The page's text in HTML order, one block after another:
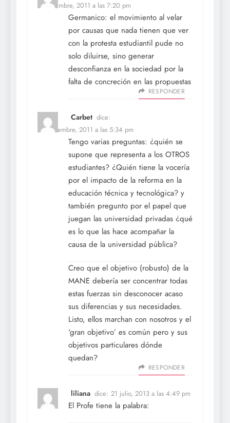
9 noviembre, 2011 a las 7:20 pm
Germanico: el movimiento al velar
por causas que nada tienen que ver
con la protesta estudiantil pude no
solo diluirse, sino generar
desconfianza en la sociedad por la
falta de concreción en las propuestas
RESPONDER
Carbet dice:
11 noviembre, 2011 a las 5:34 pm
Tengo varias preguntas: ¿quién se
supone que representa a los OTROS
estudiantes? ¿Quién tiene la vocería
por el impacto de la reforma en la
educación técnica y tecnológica? y
también pregunto por el papel que
juegan las universidad privadas ¿qué
es lo que las hace acompañar la
causa de la universidad pública?
Creo que el objetivo (robusto) de la
MANE debería ser concentrar todas
estas fuerzas sin desconocer acaso
sus diferencias y sus necesidades.
Listo, ellos marchan con nosotros y el
‘gran objetivo’ es común pero y sus
objetivos particulares dónde
quedan?
RESPONDER
liliana dice: 21 julio, 2013 a las 4:49 pm
El Profe tiene la palabra: